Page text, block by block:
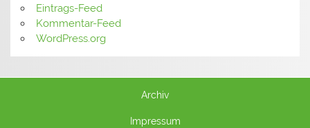
Eintrags-Feed
Kommentar-Feed
WordPress.org
Archiv
Impressum